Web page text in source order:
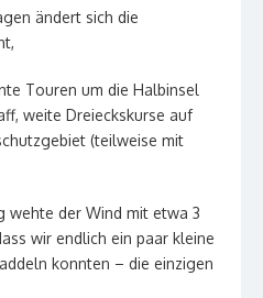
ändert sich die
Touren um die Halbinsel
weite Dreieckskurse auf
(teilweise mit
wehte der Wind mit etwa 3
wir endlich ein paar kleine
konnten – die einzigen